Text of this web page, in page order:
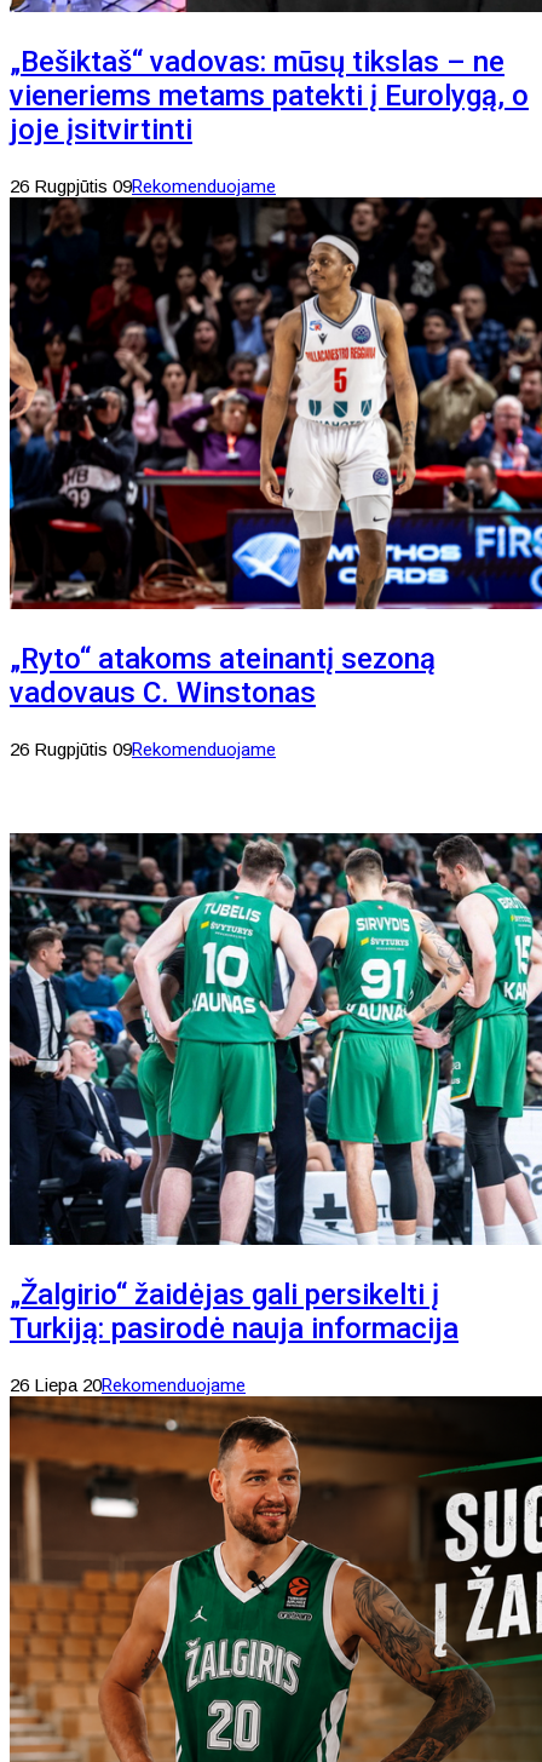
„Bešiktaš“ vadovas: mūsų tikslas – ne
vieneriems metams patekti į Eurolygą, o
joje įsitvirtinti
26 Rugpjūtis 09Rekomenduojame
„Ryto“ atakoms ateinantį sezoną
vadovaus C. Winstonas
26 Rugpjūtis 09Rekomenduojame
„Žalgirio“ žaidėjas gali persikelti į
Turkiją: pasirodė nauja informacija
26 Liepa 20Rekomenduojame